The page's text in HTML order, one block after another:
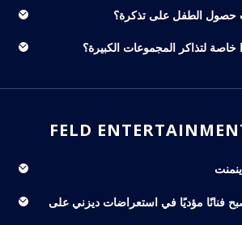
حصول الطفل على تذكرة؟
لتذاكر المجموعات الكبيرة؟
فنانًا مؤديًا في استعراضات ديزني على